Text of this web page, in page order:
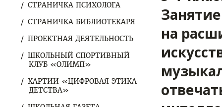
СТРАНИЧКА ПСИХОЛОГА
СТРАНИЧКА БИБЛИОТЕКАРЯ
ПРОЕКТНАЯ ДЕЯТЕЛЬНОСТЬ
ШКОЛЬНЫЙ СПОРТИВНЫЙ
КЛУБ «ОЛИМП»
ХАРТИИ «ЦИФРОВАЯ ЭТИКА
ДЕТСТВА»
на